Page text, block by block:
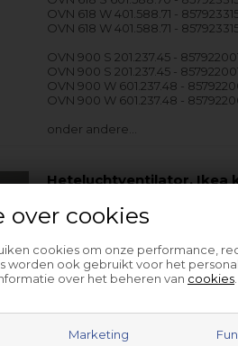
over cookies
cookies om onze performance,
worden ook gebruikt voor het
over het beheren van cookies
Marketing
OVN 618 W 401.588.71 -
OVN 618 W 401.588.71 -
OVN 900 S 201.237.45 -
OVN 900 S 201.237.45 -
OVN 900 W 601.237.48 -
OVN 900 W 601.237.48 -
onder andere…
Heteluchtventilator, Ikea
Dit is een alternatief product
origineel. Er kunnen
iets dergelijks.
Heteluchtventilator voor Ikea
vleugel. Deze onderdelen
Het product past alleen op